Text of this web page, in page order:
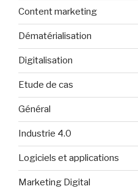
Content marketing
Dématérialisation
Digitalisation
Etude de cas
Général
Industrie 4.0
Logiciels et applications
Marketing Digital